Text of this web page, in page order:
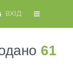
ВХІД
61